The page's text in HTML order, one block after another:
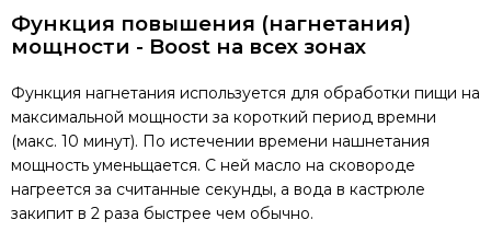
Функция повышения (нагнетания)
мощности - Boost на всех зонах
Функция нагнетания используется для обработки пищи на
максимальной мощности за короткий период времни
(макс. 10 минут). По истечении времени нашнетания
мощность уменьщается. С ней масло на сковороде
нагреется за считанные секунды, а вода в кастрюле
закипит в 2 раза быстрее чем обычно.